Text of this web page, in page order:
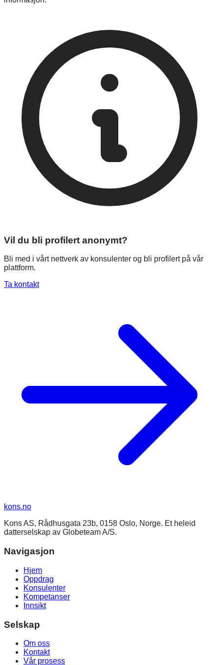
Vil du bli profilert anonymt?
Bli med i vårt nettverk av konsulenter og bli profilert på vår
plattform.
Ta kontakt
kons.no
Kons AS, Rådhusgata 23b, 0158 Oslo, Norge. Et heleid
datterselskap av Globeteam A/S.
Navigasjon
Hjem
Oppdrag
Konsulenter
Kompetanser
Innsikt
Selskap
Om oss
Kontakt
Vår prosess